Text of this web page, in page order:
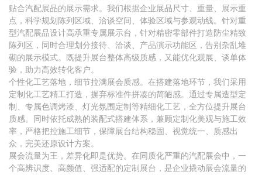
贴合汽配展品的展示需求。我们根据企业展品尺寸、重量、展示重
点，科学规划陈列区域、洽谈空间、体验区域与参观动线。针对重
型汽配展品设计高承重专属展示台，针对精密零部件打造防尘精致
陈列区，同时合理划分接待、洽谈、产品演示功能区，告别杂乱堆
砌的展示模式。既提升展台整体高级质感，又能优化观展、谈单体
验，助力高效转化客户。
个性化工艺落地，细节拉满展会质感。在搭建落地环节，我们采用
定制化工艺精工打造，摒弃标准件拼凑的简陋感。通过专属造型定
制、专属色调烤漆、灯光氛围定制等精细化工艺，全方位提升展台
质感。同时依托成熟的装配式搭建体系，兼顾定制化美观与施工效
率，严格把控施工细节，保障展台结构稳固、视觉统一、质感出
众，完美还原设计方案。
展会流量为王，差异化即是优势。在同质化严重的汽配展会中，一
个高辨识度、高颜值、强适配的定制展台，是企业撬动展会流量的